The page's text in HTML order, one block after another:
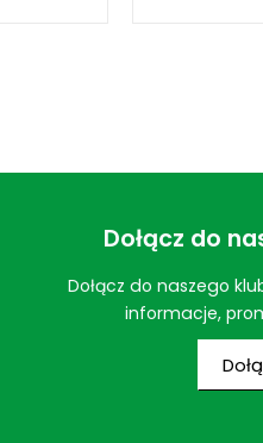
Dołącz do
Dołącz do naszego
informacje,